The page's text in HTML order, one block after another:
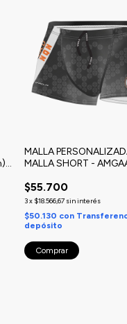
MALLA
MALLA SHORT -
Acuático Deportivo
$55.700
3x $18.566,67 sin interés
$50.130 con
depósito
Comprar